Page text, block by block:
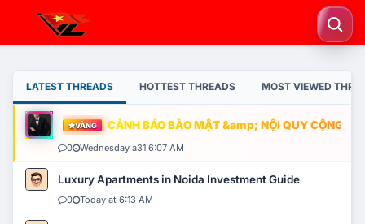
LATEST THREADS HOTTEST THREADS MOST VIEWED
VÀNG CẢNH BÁO BẢO MẬT &amp; NỘI QUY CỘNG
0 Wednesday a31 6:07 AM
Luxury Apartments in Noida Investment Guide
0 Today at 6:13 AM